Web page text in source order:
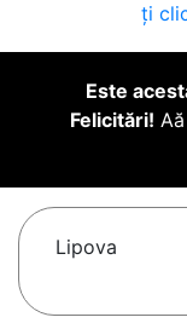
ți
Este
Felicitări!
Lipova